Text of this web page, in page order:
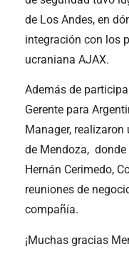
de Los Andes, en
integración con los
ucraniana AJAX.
Además de
Gerente para
Manager,
de Mendoza,
Hernán Cerimedo,
reuniones de
compañía.
¡Muchas gracias